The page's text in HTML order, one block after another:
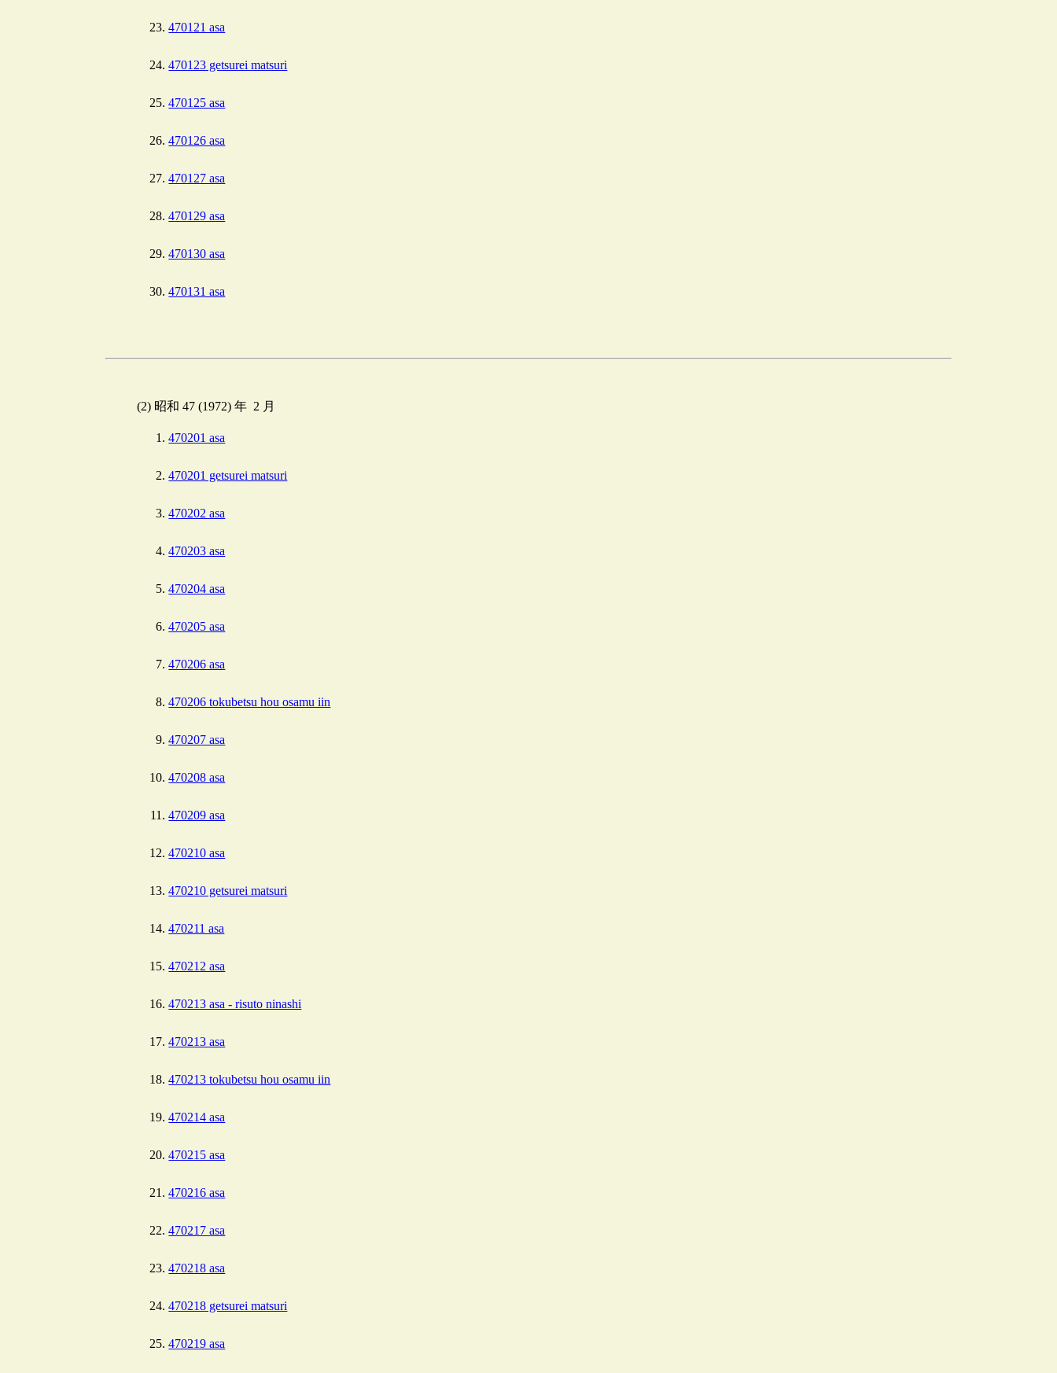
470121 asa
470123 getsurei matsuri
470125 asa
470126 asa
470127 asa
470129 asa
470130 asa
470131 asa
(2) 昭和 47 (1972) 年 2 月
470201 asa
470201 getsurei matsuri
470202 asa
470203 asa
470204 asa
470205 asa
470206 asa
470206 tokubetsu hou osamu iin
470207 asa
470208 asa
470209 asa
470210 asa
470210 getsurei matsuri
470211 asa
470212 asa
470213 asa - risuto ninashi
470213 asa
470213 tokubetsu hou osamu iin
470214 asa
470215 asa
470216 asa
470217 asa
470218 asa
470218 getsurei matsuri
470219 asa